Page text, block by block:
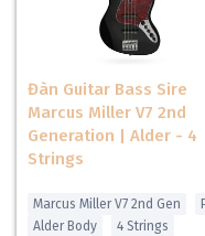
Đàn Guitar Bass Sire
Marcus Miller V7 2nd
Generation | Alder - 4
Strings
Marcus Miller V7 2nd Gen
Alder Body
4 Strings